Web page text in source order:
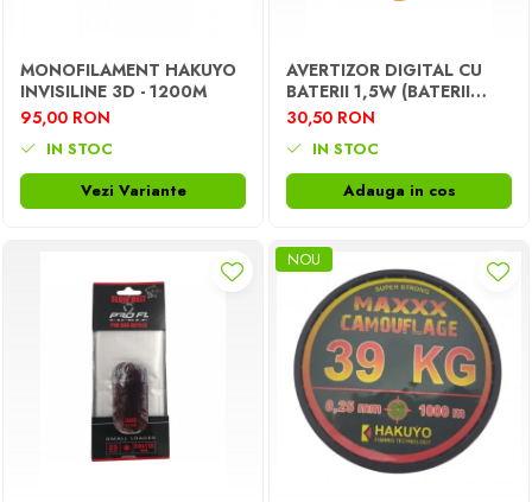
MONOFILAMENT HAKUYO
INVISILINE 3D - 1200M
95,00 RON
IN STOC
Vezi Variante
AVERTIZOR DIGITAL CU
BATERII 1,5W (BATERII
INCLUSE)
30,50 RON
IN STOC
Adauga in cos
NOU